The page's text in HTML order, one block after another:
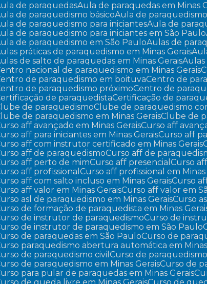
Aula de paraquedas Aula de paraquedas em Minas
Aula de paraquedismo básico Aula de
Aula de paraquedismo para iniciantes Aula de
Aula de paraquedismo para iniciantes em São Paulo
Aula de paraquedismo em São Paulo Aulas de
Aulas práticas de paraquedismo em Minas Gerais
Aulas de salto de paraquedas em Minas Gerais
Centro nacional de paraquedismo em Minas Gerais
Centro de paraquedismo em boituva Centro de
Centro de paraquedismo próximo Centro de
Certificação de paraquedista Certificação de
Clube de paraquedismo
Clube de paraquedismo
Clube de paraquedismo em Minas Gerais
Clube de
Curso aff avançado em Minas Gerais
Curso aff
Curso aff para iniciantes em Minas Gerais
Curso aff
Curso aff com instrutor certificado em Minas Gerais
Curso aff de paraquedismo
Curso aff de
Curso aff perto de mim
Curso aff presencial Curso
Curso aff profissional
Curso aff profissional em
Curso aff com salto incluso em Minas Gerais
Curso
Curso aff valor em Minas Gerais
Curso aff valor em
Curso asl de paraquedismo em Minas Gerais
Curso
Curso de formação de paraquedista em Minas
Curso de instrutor de paraquedismo
Curso de
Curso de instrutor de paraquedismo em São Paulo
Curso de paraquedas em São Paulo
Curso de
Curso paraquedismo abertura automática em
Curso de paraquedismo civil
Curso de
Curso de paraquedismo em Minas Gerais
Curso de
Curso para pular de paraquedas em Minas Gerais